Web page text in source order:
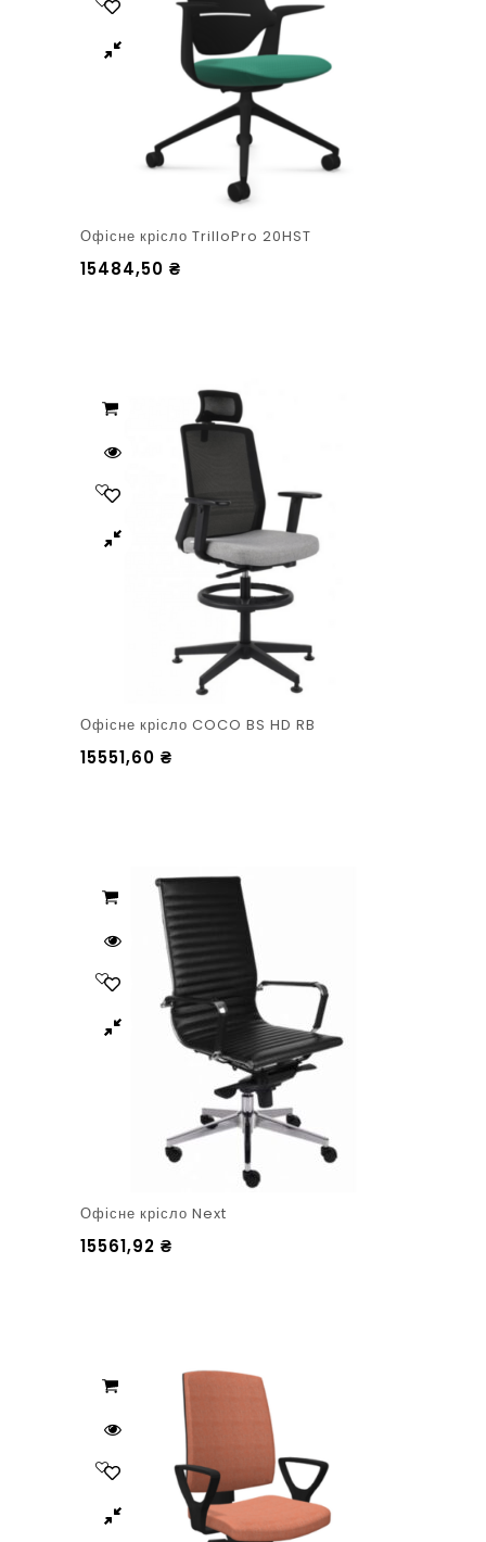
Офісне крісло TrilloPro 20HST
15484,50 ₴
Офісне крісло COCO BS HD RB
15551,60 ₴
Офісне крісло Next
15561,92 ₴